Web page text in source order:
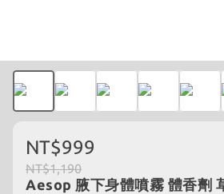
NT$999
NT$1,190
Aesop 腋下身體噴霧 體香劑